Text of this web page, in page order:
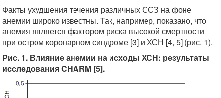
Факты ухудшения течения различных ССЗ на фоне
анемии широко известны. Так, например, показано, что
анемия является фактором риска высокой смертности
при остром коронарном синдроме [3] и ХСН [4, 5] (рис. 1).
Рис. 1. Влияние анемии на исходы ХСН: результаты
исследования CHARM [5].